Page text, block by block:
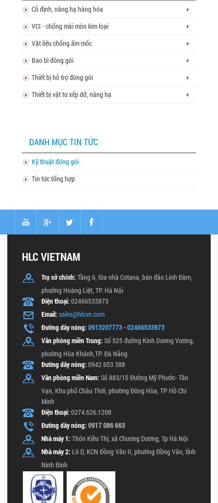
Cố định, nâng hạ hàng hóa
+
VCI - chống mài mòn kim loại
+
Vật liệu chống ẩm mốc
+
Bao bì đóng gói
+
Thiết bị hỗ trợ đóng gói
+
Thiết bị vật tư xếp dỡ, nâng hạ
+
DANH MỤC TIN TỨC
Kỹ thuật đóng gói
Tin tức tổng hợp
HLC VIETNAM
Trụ sở chính: Tầng 6, tòa nhà Cotana, bán đảo Linh Đàm,
phường Hoàng Liệt, TP. Hà Nội
Điện thoại: 02466533873
Email: sales@hlcvn.com
Đường dây nóng: 0913207773-02466533873
Văn phòng miền Trung: Số 525 đường Kinh Dương Vương,
phường Hòa Khánh,TP. Đà Nẵng
Đường dây nóng: 0942 653 388
Văn phòng miền Nam: Số 883/15 Đường Mỹ Phước- Tân
Vạn, Khu phố Châu Thới, phường Đông Hòa, TP Hồ Chí
Minh
Điện thoại: 0274.626.1208
Đường dây nóng: 0917 086 663
Nhà máy 1: Thôn Kiều Thị, xã Chương Dương, Tp Hà Nội
Nhà máy 2: Lô D, KCN Đồng Văn II, phường Đồng Văn, tỉnh
Ninh Bình